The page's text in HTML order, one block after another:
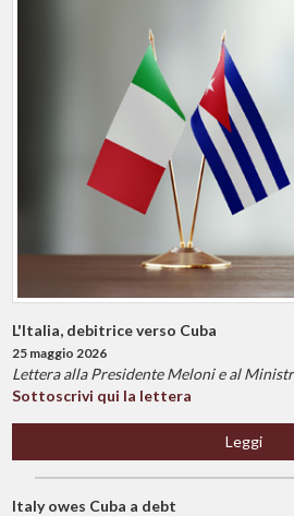
L'Italia, debitrice verso Cuba
25 maggio 2026
Lettera alla Presidente Meloni e al
Sottoscrivi qui la lettera
Leggi
Italy owes Cuba a debt